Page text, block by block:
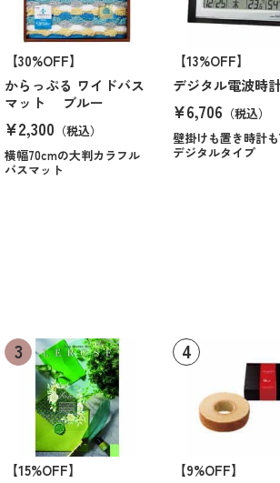
【30%OFF】
からっぷる ワイドバス
マット ブルー
¥2,300 （税込）
横幅70cmの大判カラフル
バスマット
【13%OFF】
デジタル電波時
¥6,706 （税込）
壁掛けも置き時計
デジタルタイプ
【15%OFF】
【9%OFF】